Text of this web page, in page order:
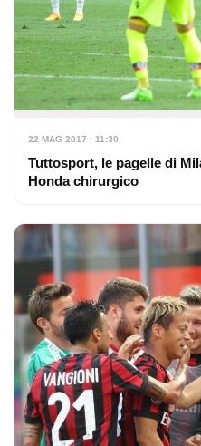
22 MAG 2017 · 11:30
Tuttosport, le pagelle di
Honda chirurgico